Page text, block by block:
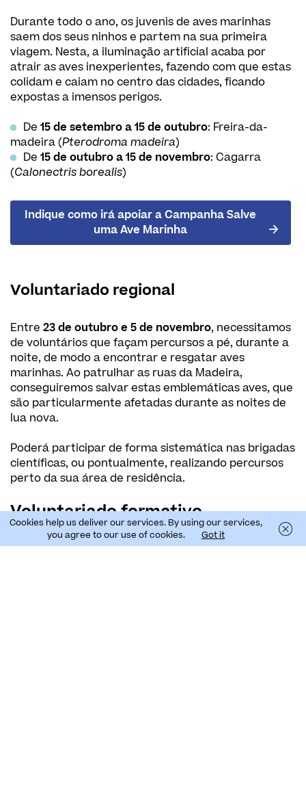
Durante todo o ano, os juvenis de aves marinhas
saem dos seus ninhos e partem na sua primeira
viagem. Nesta, a iluminação artificial acaba por
atrair as aves inexperientes, fazendo com que estas
colidam e caiam no centro das cidades, ficando
expostas a imensos perigos.
De 15 de setembro a 15 de outubro: Freira-da-
madeira (Pterodroma madeira)
De 15 de outubro a 15 de novembro: Cagarra
(Calonectris borealis)
Indique como irá apoiar a Campanha Salve
uma Ave Marinha
Voluntariado regional
Entre 23 de outubro e 5 de novembro, necessitamos
de voluntários que façam percursos a pé, durante a
noite, de modo a encontrar e resgatar aves
marinhas. Ao patrulhar as ruas da Madeira,
conseguiremos salvar estas emblemáticas aves, que
são particularmente afetadas durante as noites de
lua nova.
Poderá participar de forma sistemática nas brigadas
científicas, ou pontualmente, realizando percursos
perto da sua área de residência.
Voluntariado formativo
As brigadas científicas decorrem nos concelhos de
Cookies help us deliver our services. By using our services,
you agree to our use of cookies.
Got it